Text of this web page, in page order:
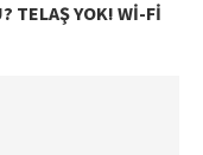
TELAŞ YOK! WI-FI